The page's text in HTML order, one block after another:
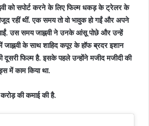
को सपोर्ट करने के लिए फिल्म धकड़ के ट्रेलर के
रहीं थीं. एक समय तो वो भावुक हो गईं और अपने
उस समय जाह्नवी ने उनके आंसू पोछे और उन्हें
के साथ शाहिद कपूर के हॉफ ब्रदर इशान
फिल्म है. इसके पहले उन्होंने मजीद मजीदी की
में काम किया था.
की कमाई की है.